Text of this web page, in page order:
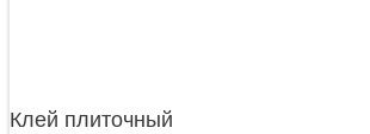
Клей плиточный